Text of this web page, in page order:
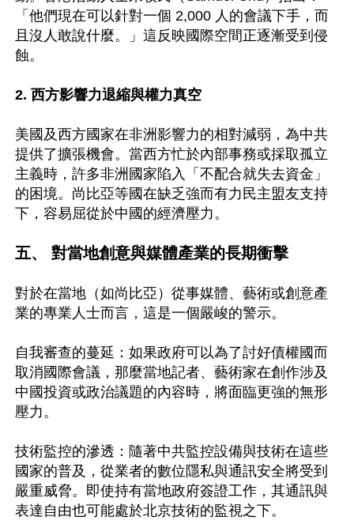
「他們現在可以針對一個 2,000 人的會議下手，而
且沒人敢說什麼。」這反映國際空間正逐漸受到侵
蝕。
2. 西方影響力退縮與權力真空
美國及西方國家在非洲影響力的相對減弱，為中共
提供了擴張機會。當西方忙於內部事務或採取孤立
主義時，許多非洲國家陷入「不配合就失去資金」
的困境。尚比亞等國在缺乏強而有力民主盟友支持
下，容易屈從於中國的經濟壓力。
五、 對當地創意與媒體產業的長期衝擊
對於在當地（如尚比亞）從事媒體、藝術或創意產
業的專業人士而言，這是一個嚴峻的警示。
自我審查的蔓延：如果政府可以為了討好債權國而
取消國際會議，那麼當地記者、藝術家在創作涉及
中國投資或政治議題的內容時，將面臨更強的無形
壓力。
技術監控的滲透：隨著中共監控設備與技術在這些
國家的普及，從業者的數位隱私與通訊安全將受到
嚴重威脅。即使持有當地政府簽證工作，其通訊與
表達自由也可能處於北京技術的監視之下。